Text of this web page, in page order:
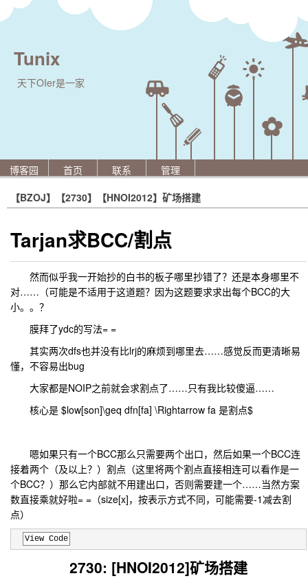
Tunix
天下OIer是一家
博客园 首页 联系
管理
【BZOJ】【2730】【HNOI2012】矿场搭建
Tarjan求BCC/割点
然而似乎我一开始抄的白书的板子哪里抄错了？还是本身哪里不
对……（可能是不适用于这道题？因为这题要求求出每个BCC的大
小。。？
膜拜了ydc的写法= =
其实两次dfs也并没有比lrj的麻烦到哪里去……感觉反而更清晰易
懂，不容易出bug
大家都是NOIP之前就会求割点了……只有我比较傻逼……
核心是 $low[son]\geq dfn[fa] \Rightarrow fa 是割点$
嗯如果只有一个BCC那么只需要两个出口，然后如果一个BCC连
接着两个（及以上？）割点（这里将两个割点直接相连可以看作是一
个BCC？）那么它内部就不用建出口，否则需要建一个……当然方案
数直接乘就好啦= =（size[x]，按表示方式不同，可能需要-1减去割
点）
View Code
2730: [HNOI2012]矿场搭建